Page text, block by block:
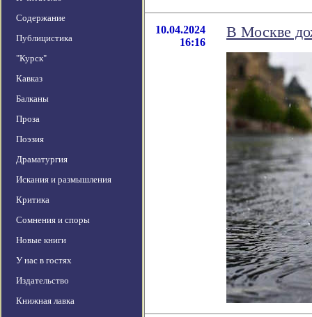
Содержание
Публицистика
"Курск"
Кавказ
Балканы
Проза
Поэзия
Драматургия
Искания и размышления
Критика
Сомнения и споры
Новые книги
У нас в гостях
Издательство
Книжная лавка
10.04.2024
16:16
В Москве